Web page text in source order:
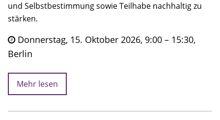
und Selbstbestimmung sowie Teilhabe nachhaltig zu
stärken.
Donnerstag, 15. Oktober 2026, 9:00 – 15:30,
Berlin
Mehr lesen